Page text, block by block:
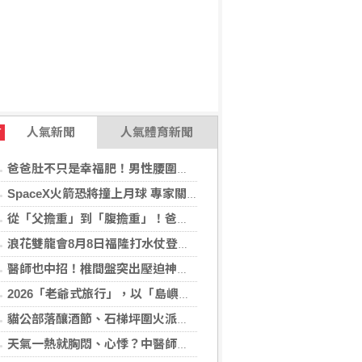
人氣新聞 人氣體育新聞
爸爸肚不只是幸福肥！男性腰圍逾90公分 醫籲留意脂肪肝風險
SpaceX火箭恐將撞上月球 專家關注衝擊後果
從「父擔重」到「腹擔重」！爸爸肚恐暗藏中年男性健康危機
浪花雙龍會8月8日福隆打水仗登場 尚有免費名額快報名，還可抽住宿券！
醫師也中招！椎間盤突出壓迫神經 微創內視鏡手術助重返正常生活
2026「老爺式旅行」，以「島嶼的弦外之音」為題 帶旅人開箱歌劇院後台、探訪地下舞廳年代及體驗民歌
貓公部落釀酒節、石梯坪圍火派對 分別在中秋與國慶連假登場
天氣一熱就胸悶、心悸？中醫師提醒：高溫讓心臟負擔大增，別輕忽身體警訊